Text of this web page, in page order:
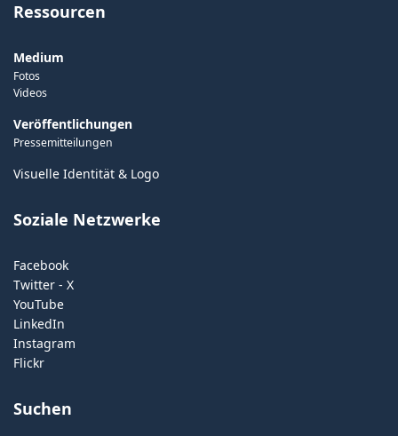
Ressourcen
Medium
Fotos
Videos
Veröffentlichungen
Pressemitteilungen
Visuelle Identität & Logo
Soziale Netzwerke
Facebook
Twitter - X
YouTube
LinkedIn
Instagram
Flickr
Suchen